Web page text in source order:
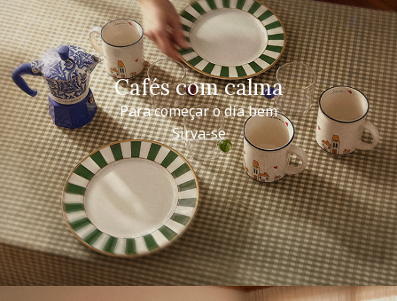
Cafés com calma
Para começar o dia bem
Sirva-se